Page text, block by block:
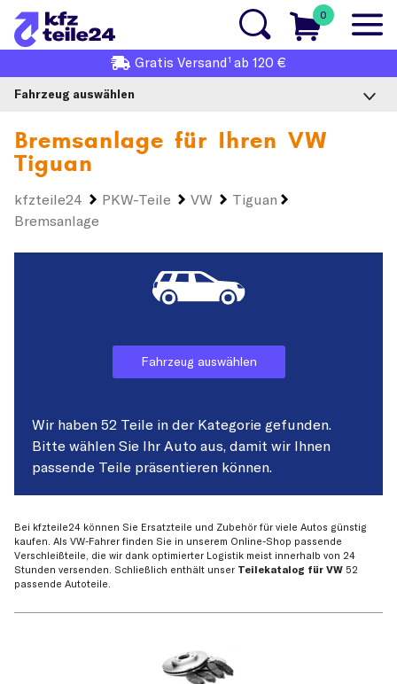
0
Gratis Versand1 ab 120 €
Fahrzeug auswählen
Bremsanlage für Ihren VW
Tiguan
kfzteile24 PKW-Teile VW
Tiguan
Bremsanlage
Fahrzeug auswählen
Wir haben 52 Teile in der Kategorie gefunden.
Bitte wählen Sie Ihr Auto aus, damit wir Ihnen
passende Teile präsentieren können.
Bei kfzteile24 können Sie Ersatzteile und Zubehör für viele Autos günstig
kaufen. Als VW-Fahrer finden Sie in unserem Online-Shop passende
Verschleißteile, die wir dank optimierter Logistik meist innerhalb von 24
Stunden versenden. Schließlich enthält unser Teilekatalog für VW 52
passende Autoteile.